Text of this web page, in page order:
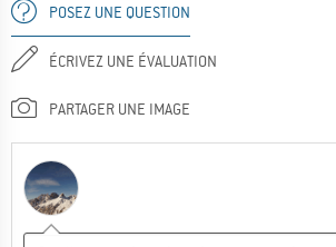
POSEZ UNE QUESTION
ÉCRIVEZ UNE ÉVALUATION
PARTAGER UNE IMAGE